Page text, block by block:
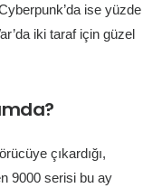
ise yüzde
iki taraf için güzel
çıkardığı,
9000 serisi bu ay